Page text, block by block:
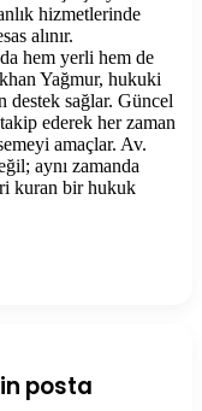
hizmetlerinde
alınır.
hem yerli hem de
Yağmur, hukuki
destek sağlar. Güncel
ederek her zaman
amaçlar. Av.
aynı zamanda
kuran bir hukuk
posta